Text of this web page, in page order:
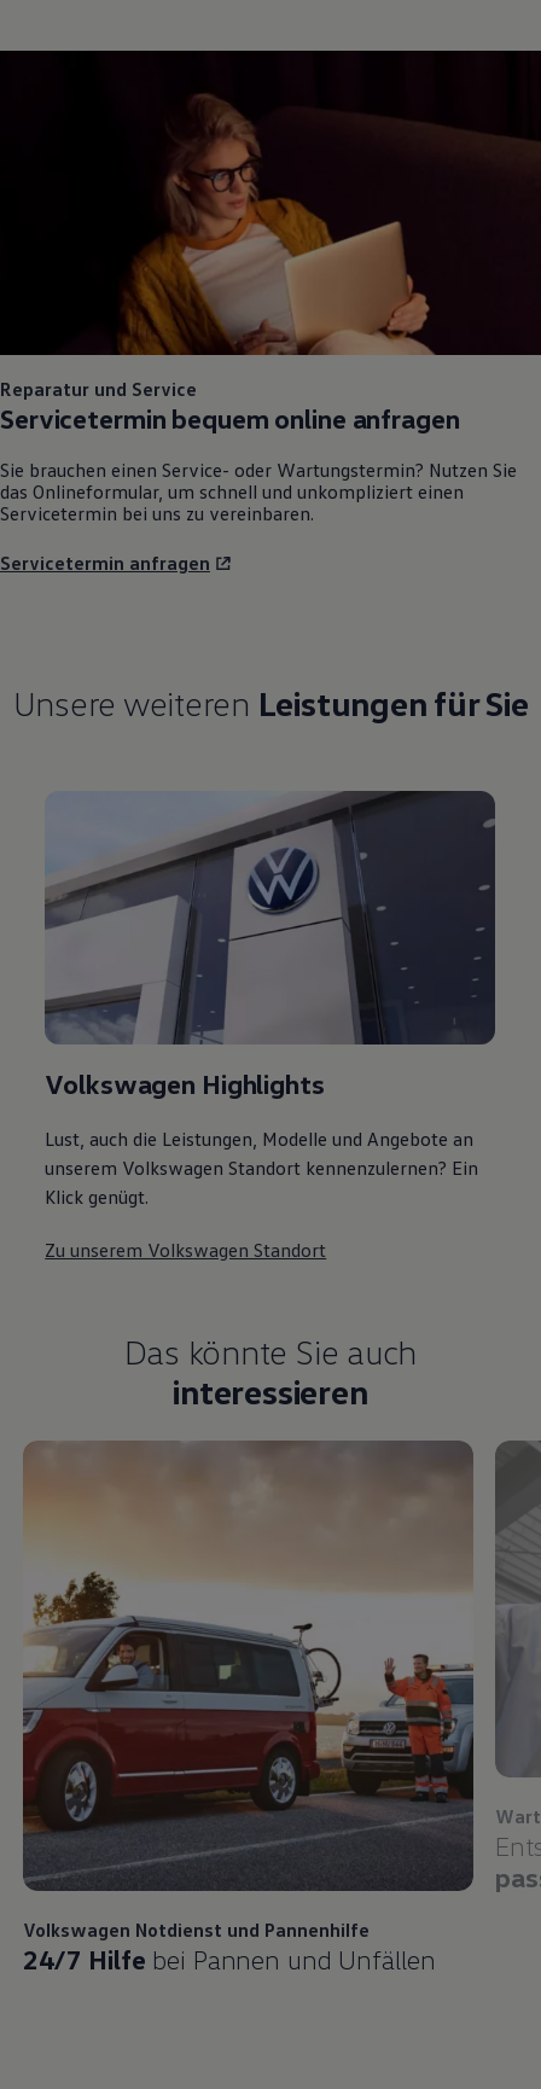
Reparatur und Service
Servicetermin bequem online anfragen
Sie brauchen einen Service- oder Wartungstermin? Nutzen Sie
das Onlineformular, um schnell und unkompliziert einen
Servicetermin bei uns zu vereinbaren.
Servicetermin anfragen
Unsere weiteren Leistungen für Sie
Volkswagen Highlights
Lust, auch die Leistungen, Modelle und Angebote an
unserem Volkswagen Standort kennenzulernen? Ein
Klick genügt.
Zu unserem Volkswagen Standort
Das könnte Sie auch
interessieren
Volkswagen Notdienst und Pannenhilfe
24/7 Hilfe bei Pannen und Unfällen